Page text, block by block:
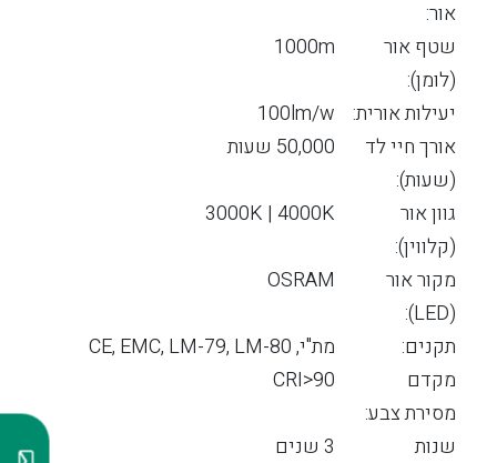
אור:
שטף אור
(לומן):
1000m
יעילות אורית:
100lm/w
אורך חיי לד
(שעות):
50,000 שעות
גוון אור
(קלווין):
3000K | 4000K
מקור אור
(LED):
OSRAM
תקנים:
מת"י, CE, EMC, LM-79, LM-80
מקדם
מסירת צבע:
CRI>90
שנות
3 שנים